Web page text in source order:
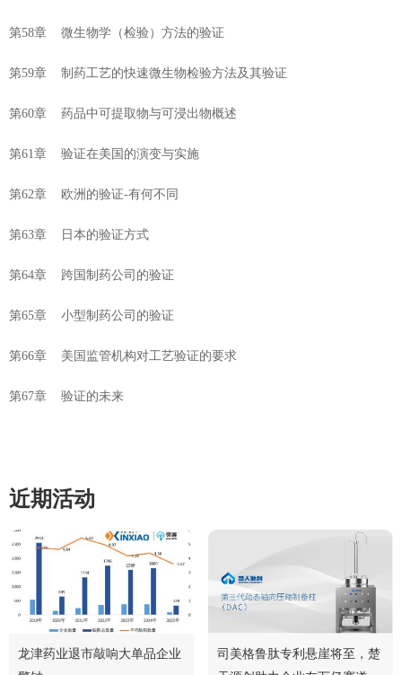
第58章 微生物学（检验）方法的验证
第59章 制药工艺的快速微生物检验方法及其验证
第60章 药品中可提取物与可浸出物概述
第61章 验证在美国的演变与实施
第62章 欧洲的验证-有何不同
第63章 日本的验证方式
第64章 跨国制药公司的验证
第65章 小型制药公司的验证
第66章 美国监管机构对工艺验证的要求
第67章 验证的未来
近期活动
龙津药业退市敲响大单品企业
司美格鲁肽专利悬崖将至，楚